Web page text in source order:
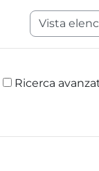
Ricerca